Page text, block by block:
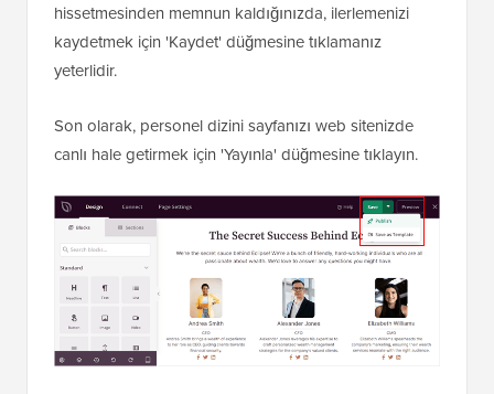
hissetmesinden memnun kaldığınızda, ilerlemenizi
kaydetmek için 'Kaydet' düğmesine tıklamanız
yeterlidir.
Son olarak, personel dizini sayfanızı web sitenizde
canlı hale getirmek için 'Yayınla' düğmesine tıklayın.